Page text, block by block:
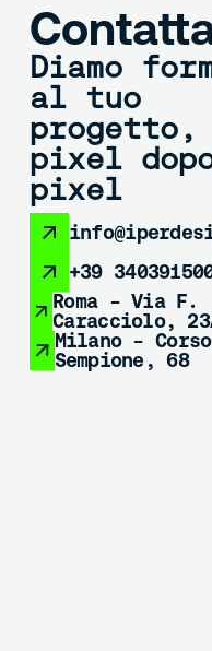
Diamo
al tuo
progetto,
pixel
pixel
+39
Roma - Via F.
Caracciolo,
Milano - Corso
Sempione, 68